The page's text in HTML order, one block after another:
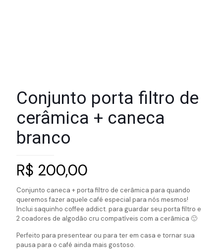
Conjunto porta filtro de
cerâmica + caneca
branco
R$ 200,00
Conjunto caneca + porta filtro de cerâmica para quando
queremos fazer aquele café especial para nós mesmos!
Inclui saquinho coffee addict. para guardar seu porta filtro e
2 coadores de algodão cru compatíveis com a cerâmica 🙂
Perfeito para presentear ou para ter em casa e tornar sua
pausa para o café ainda mais gostoso.